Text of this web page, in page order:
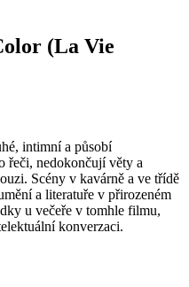
(La Vie
intimní a působí
řeči, nedokončují věty a
Scény v kavárně a ve třídě
a literatuře v přirozeném
u večeře v tomhle filmu,
konverzaci.